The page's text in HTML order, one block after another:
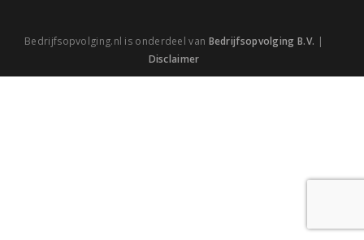
Bedrijfsopvolging.nl is onderdeel van Bedrijfsopvolging B.V. |
Disclaimer